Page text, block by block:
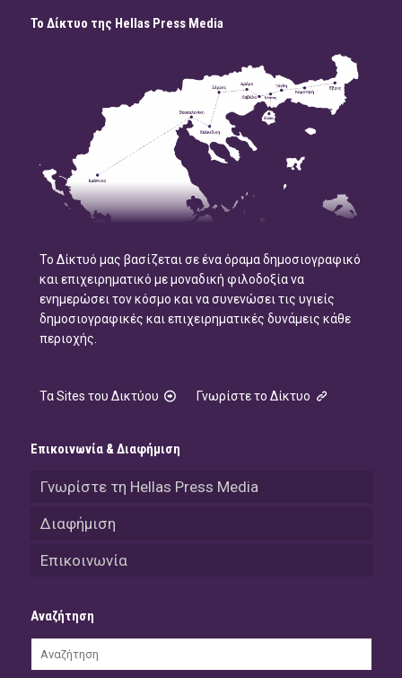
Το Δίκτυο της Hellas Press Media
Το Δίκτυό μας βασίζεται σε ένα όραμα δημοσιογραφικό
και επιχειρηματικό με μοναδική φιλοδοξία να
ενημερώσει τον κόσμο και να συνενώσει τις υγιείς
δημοσιογραφικές και επιχειρηματικές δυνάμεις κάθε
περιοχής.
Τα Sites του Δικτύου Γνωρίστε το Δίκτυο
Επικοινωνία & Διαφήμιση
Γνωρίστε τη Hellas Press Media
Διαφήμιση
Επικοινωνία
Αναζήτηση